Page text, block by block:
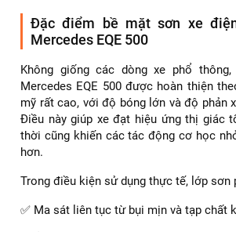
Đặc điểm bề mặt sơn xe
Mercedes EQE 500
Không giống các dòng xe phổ
Mercedes EQE 500 được hoàn thiện
mỹ rất cao, với độ bóng lớn và độ phản
Điều này giúp xe đạt hiệu ứng thị giác
thời cũng khiến các tác động cơ học
hơn.
Trong điều kiện sử dụng thực tế, lớp sơn
✅ Ma sát liên tục từ bụi mịn và tạp chất